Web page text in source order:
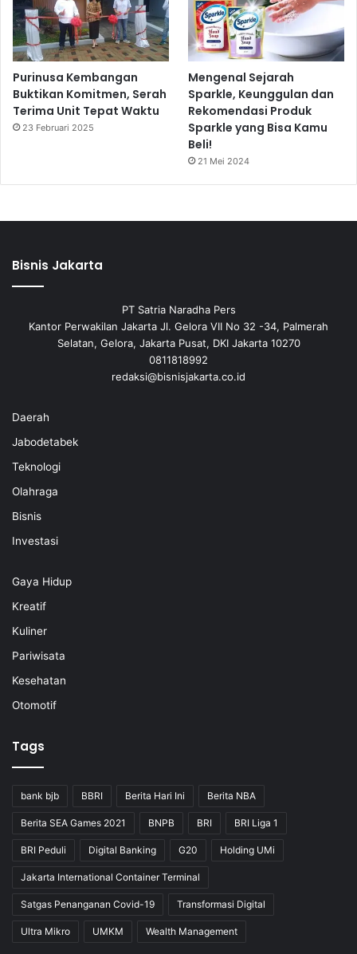
Purinusa Kembangan
Buktikan Komitmen, Serah
Terima Unit Tepat Waktu
23 Februari 2025
Mengenal Sejarah
Sparkle, Keunggulan dan
Rekomendasi Produk
Sparkle yang Bisa Kamu
Beli!
21 Mei 2024
Bisnis Jakarta
PT Satria Naradha Pers
Kantor Perwakilan Jakarta Jl. Gelora VII No 32 -34, Palmerah
Selatan, Gelora, Jakarta Pusat, DKI Jakarta 10270
0811818992
redaksi@bisnisjakarta.co.id
Daerah
Jabodetabek
Teknologi
Olahraga
Bisnis
Investasi
Gaya Hidup
Kreatif
Kuliner
Pariwisata
Kesehatan
Otomotif
Tags
bank bjb BBRI Berita Hari Ini Berita NBA
Berita SEA Games 2021 BNPB BRI BRI Liga 1
BRI Peduli Digital Banking G20 Holding UMi
Jakarta International Container Terminal
Satgas Penanganan Covid-19 Transformasi Digital
Ultra Mikro UMKM Wealth Management